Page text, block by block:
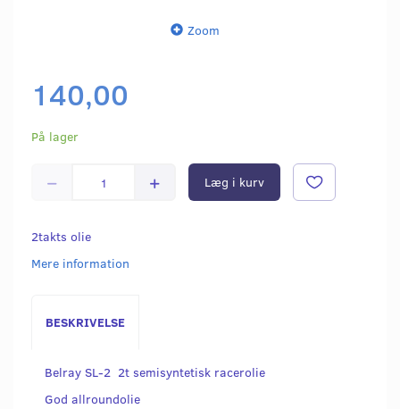
Zoom
140,00
På lager
Læg i kurv
2takts olie
Mere information
BESKRIVELSE
Belray SL-2 2t semisyntetisk racerolie
God allroundolie